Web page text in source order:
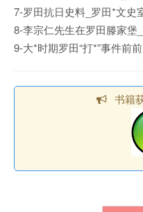
7-罗田抗日史料_罗田*文史
8-李宗仁先生在罗田滕家堡
9-大*时期罗田“打*”事件前
书籍